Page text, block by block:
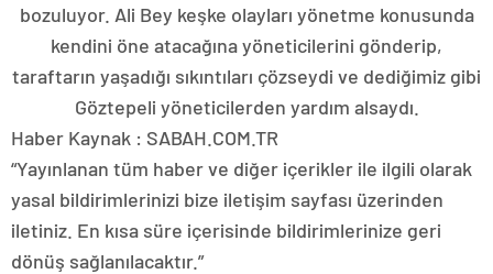
bozuluyor. Ali Bey keşke olayları yönetme konusunda
kendini öne atacağına yöneticilerini gönderip,
taraftarın yaşadığı sıkıntıları çözseydi ve dediğimiz gibi
Göztepeli yöneticilerden yardım alsaydı.
Haber Kaynak : SABAH.COM.TR
“Yayınlanan tüm haber ve diğer içerikler ile ilgili olarak
yasal bildirimlerinizi bize iletişim sayfası üzerinden
iletiniz. En kısa süre içerisinde bildirimlerinize geri
dönüş sağlanılacaktır.”